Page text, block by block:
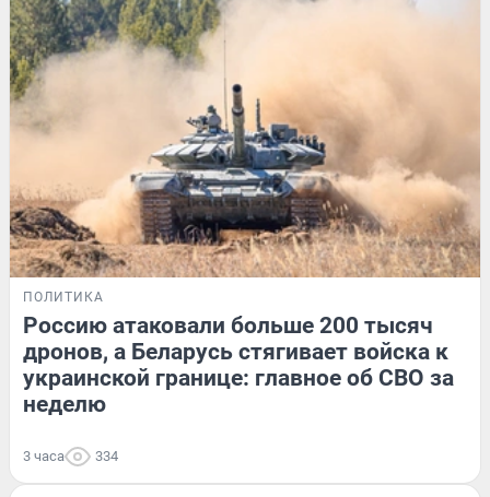
ПОЛИТИКА
Россию атаковали больше 200 тысяч
дронов, а Беларусь стягивает войска к
украинской границе: главное об СВО за
неделю
3 часа 334